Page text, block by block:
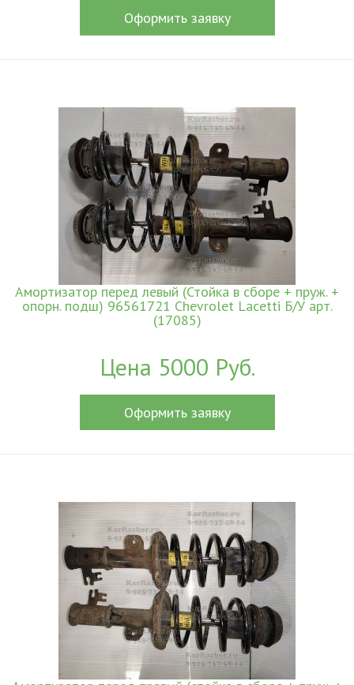
Оформить заявку
Амортизатор перед левый (Стойка в сборе + пруж. +
опорн. подш) 96561721 Chevrolet Lacetti Б/У арт.
(17085)
Цена 5000 Руб.
Оформить заявку